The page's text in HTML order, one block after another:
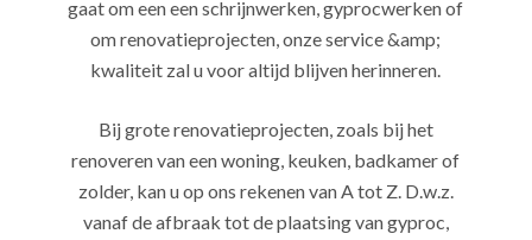
gaat om een een schrijnwerken, gyprocwerken of
om renovatieprojecten, onze service &amp;
kwaliteit zal u voor altijd blijven herinneren.
Bij grote renovatieprojecten, zoals bij het
renoveren van een woning, keuken, badkamer of
zolder, kan u op ons rekenen van A tot Z. D.w.z.
vanaf de afbraak tot de plaatsing van gyproc,